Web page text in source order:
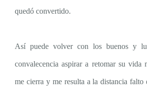
quedó convertido.
Así puede volver con los buenos y
convalecencia aspirar a retomar su
me cierra y me resulta a la distancia falto